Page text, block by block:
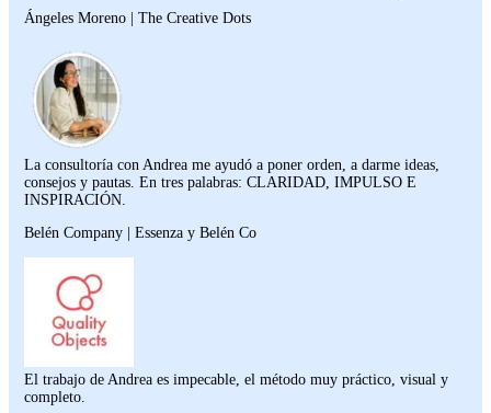
Ángeles Moreno | The Creative Dots
La consultoría con Andrea me ayudó a poner orden, a darme ideas,
consejos y pautas. En tres palabras: CLARIDAD, IMPULSO E
INSPIRACIÓN.
Belén Company | Essenza y Belén Co
El trabajo de Andrea es impecable, el método muy práctico, visual y
completo.